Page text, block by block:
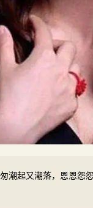
潮起又潮落，恩恩怨